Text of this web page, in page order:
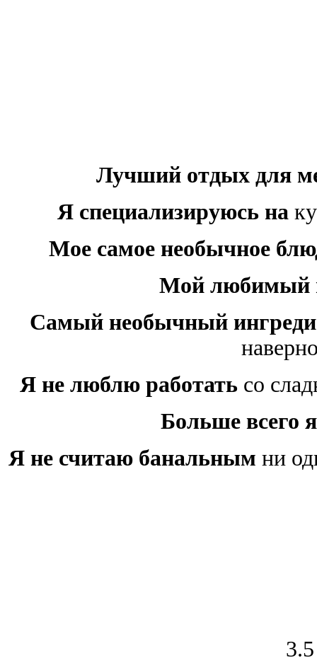
Лучший отдых для
Я специализируюсь на
Мое самое необычное
Мой любимый
Самый необычный
Я не люблю работатьсо
Больше всего
Я не считаю банальным ни